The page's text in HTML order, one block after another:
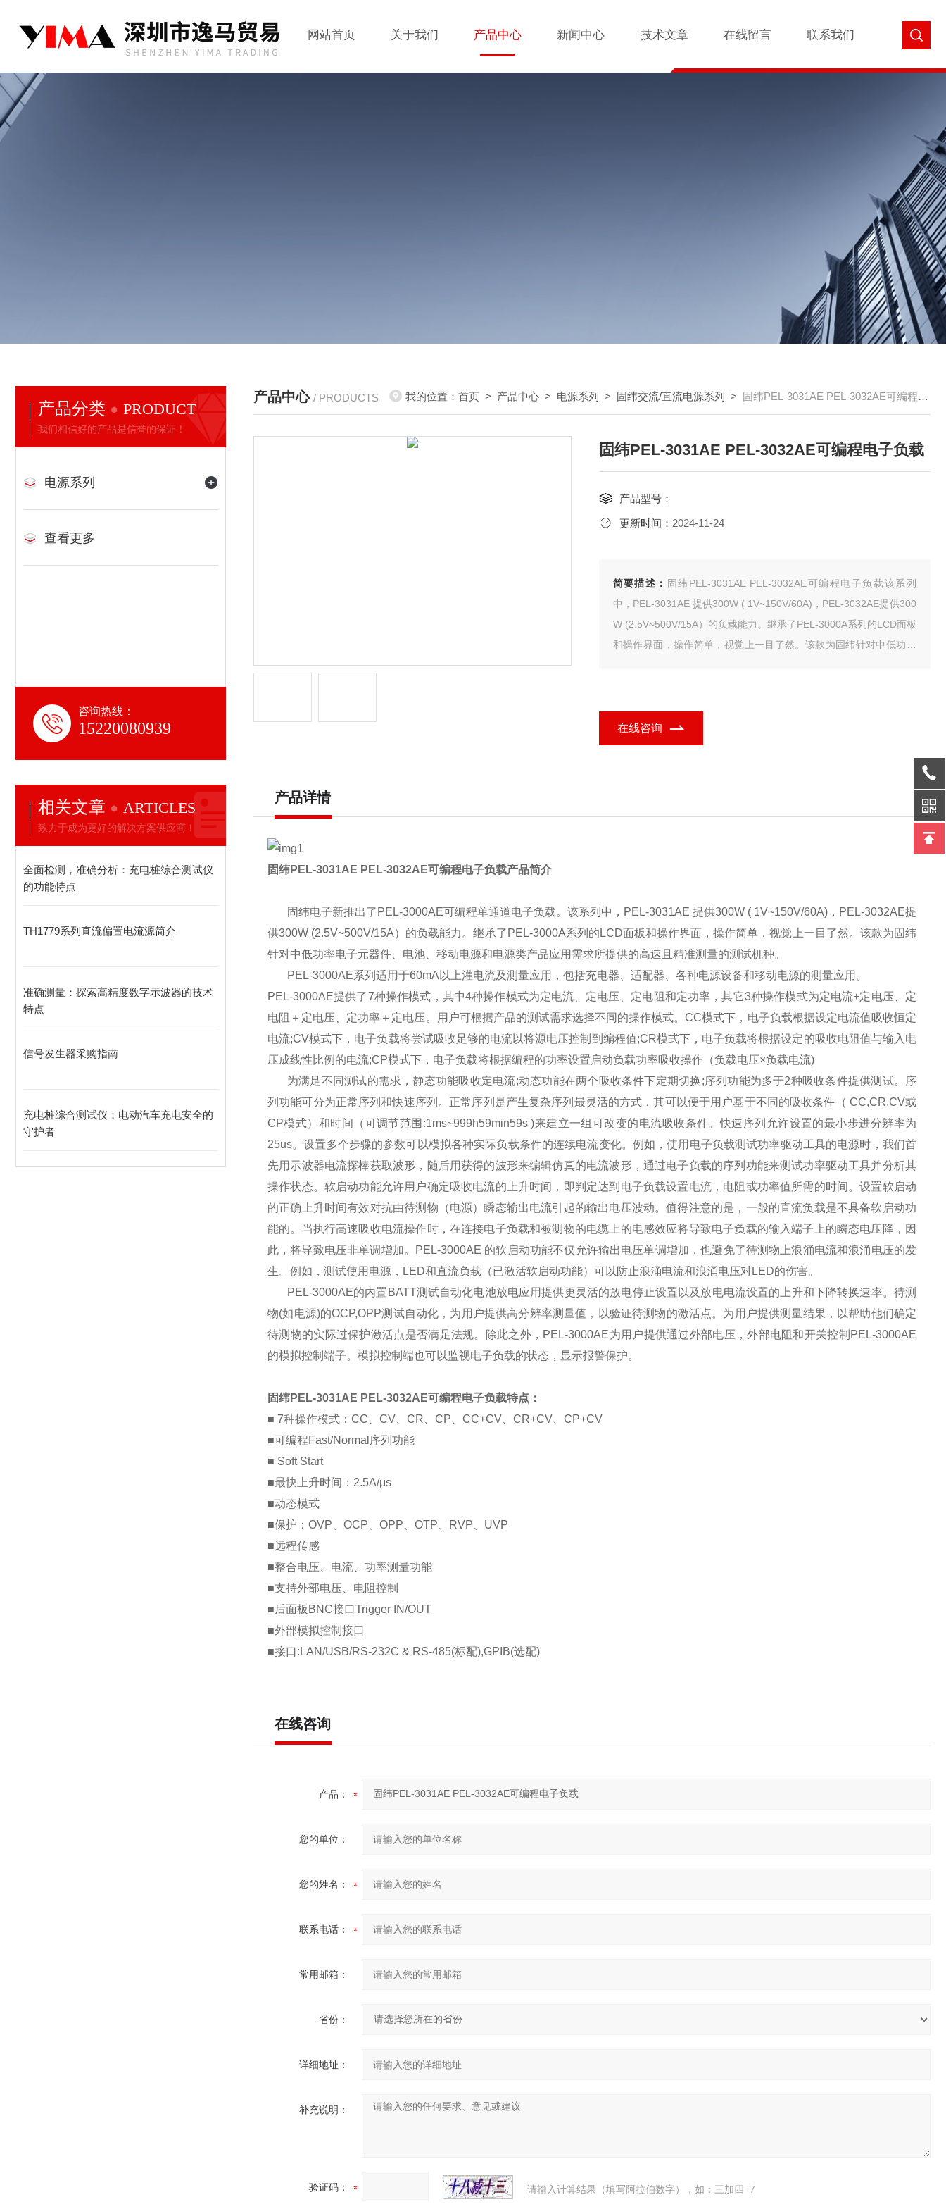
网站首页 关于我们 产品中心 新闻中心 技术文章 在线留言 联系我们
产品分类 PRODUCT
我们相信好的产品是信誉的保证！
电源系列
查看更多
咨询热线：
15220080939
相关文章 ARTICLES
致力于成为更好的解决方案供应商！
全面检测，准确分析：充电桩综合测试仪
的功能特点
TH1779系列直流偏置电流源简介
准确测量：探索高精度数字示波器的技术
特点
信号发生器采购指南
充电桩综合测试仪：电动汽车充电安全的
守护者
产品中心 / PRODUCTS 我的位置：首页 > 产品中心 > 电源系列 > 固纬交流/直流电源系列 > 固纬PEL-3031AE PEL-3032AE可编程电子负载
固纬PEL-3031AE PEL-3032AE可编程电子负载
产品型号：
更新时间： 2024-11-24
简要描述： 固纬PEL-3031AE PEL-3032AE可编程电子负载该系列
中，PEL-3031AE 提供300W ( 1V~150V/60A)，PEL-3032AE提供300
W (2.5V~500V/15A）的负载能力。继承了PEL-3000A系列的LCD面板
和操作界面，操作简单，视觉上一目了然。该款为固纬针对中低功率
在线咨询
产品详情
固纬PEL-3031AE PEL-3032AE可编程电子负载产品简介
固纬电子新推出了 PEL-3000AE可编程单通道电子负载。该系列中， PEL-3031AE 提供300W ( 1V~150V/60A) ， PEL-3032AE提
供300W (2.5V~500V/15A）的负载能力。继承了 PEL-3000A系列的 LCD面板和操作界面，操作简单，视觉上一目了然。该款为固纬
针对中低功率电子元器件、电池、移动电源和电源类产品应用需求所提供的高速且精准测量的测试机种。
PEL-3000AE系列适用于60mA 以上灌电流及测量应用，包括充电器、适配器、各种电源设备和移动电源的测量应用。
PEL-3000AE提供了7种操作模式，其中4种操作模式为定电流、定电压、定电阻和定功率，其它3种操作模式为定电流+定电压、定
电阻＋定电压、定功率＋定电压。用户可根据产品的测试需求选择不同的操作模式。CC模式下，电子负载根据设定电流值吸收恒定
电流;CV模式下，电子负载将尝试吸收足够的电流以将源电压控制到 编程值;CR模式下，电子负载将根据设定的吸收电阻值与输入电
压成线性比例的电流;CP模式下，电子负载将根据编程的功率设置启动负载功率吸收操作（负载电压×负载电流)
为满足不同测试的需求，静态功能吸收定电流;动态功能在两个吸收条件下定期切换;序列功能为多于2种吸收条件提供测试。序
列功能可分为正常序列和快速序列。正常序列是产生复杂序列最灵活的方式，其可以便于用户基于不同的吸收条件（ CC,CR,CV或
CP模式）和时间（可调节范围 :1ms~999h59min59s )来建立一组可改变的电流吸收条件。快速序列允许设置的最小步进分辨率为
25us。设置多个步骤的参数可以模拟各种实际负载条件的连续电流变化。例如，使用电子负载测试功率驱动工具的电源时，我们首
先用示波器电流探棒获取波形，随后用获得的波形来编辑仿真的电流波形，通过电子负载的序列功能来测试功率驱动工具并分析其
操作状态。 软启动功能允许用户确定吸收电流的上升时间，即判定达到电子负载设置电流，电阻或功率值所需的时间。设置软启动
的正确上升时间有效对抗由待测物（电源）瞬态输出电流引起的输出电压波动。值得注意的是，一般的直流负载是不具备软启动功
能的。当执行高速吸收电流操作时，在连接电子负载和被测物的电缆上的电感效应将导致电子负载的输入端子上的瞬态电压降，因
此，将导致电压非单调增加。
PEL-3000AE 的软启动功能不仅允许输出电压单调增加，也避免了待测物上浪涌电流和浪涌电压的发
生。例如，测试使用电源， LED和直流负载（已激活软启动功能）可以防止浪涌电流和浪涌电压对LED的伤害。
PEL-3000AE的内置 BATT测试自动化电池放电应用提供更灵活的放电停止设置以及放电电流设置的上升和下降转换速率。待测
物(如电源)的OCP,OPP测试自动化，为用户提供高分辨率测量值，以验证待测物的激活点。为用户提供测量结果，以帮助他们确定
待测物的实际过保护激活点是否满足法规。除此之外， PEL-3000AE为用户提供通过外部电压，外部电阻和开关控制 PEL-3000AE
的模拟控制端子。模拟控制端也可以监视电子负载的状态，显示报警保护。
固纬PEL-3031AE PEL-3032AE可编程电子负载特点：
■ 7种操作模式： CC CV CR CP CC+CV CR+CV
CP+CV
■可编程Fast/Normal 序列功能
■ Soft Start
■最快上升时间： 2.5A/μs
■动态模式
■保护： OVP OCP OPP OTP RVP
UVP
■远程传感
■整合电压、电流、功率测量功能
■支持外部电压、电阻控制
■后面板 BNC接口Trigger IN/OUT
■外部模拟控制接口
■接口:LAN/USB/RS-232C & RS-485(标配),GPIB(选配)
在线咨询
产品：
您的单位：
您的姓名：
联系电话：
常用邮箱：
省份：
详细地址：
补充说明：
验证码： 请输入计算结果（填写阿拉伯数字），如：三加四=7